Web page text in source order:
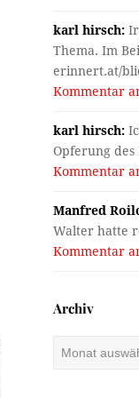
karl hirsch:
Thema. Im
erinnert.at/
Kommentar
karl hirsch:
Opferung des
Kommentar
Manfred
Walter hatte
Kommentar
Archiv
Archiv